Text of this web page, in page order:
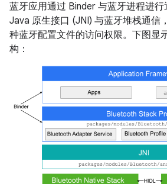
蓝牙应用通过 Binder 与蓝牙进程进
Java 原生接口 (JNI) 与蓝牙堆栈通信
种蓝牙配置文件的访问权限。下图显
构：